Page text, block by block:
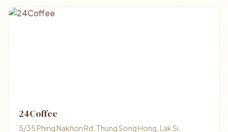
24Coffee
5/35 Phing Nakhon Rd, Thung Song Hong, Lak Si,